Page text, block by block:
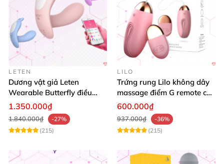
LETEN
Dương vật giả Leten
Wearable Butterfly điều
khiển app bluetooth 16 chế
1.350.000₫
1.840.000₫
-27%
(215)
LILO
Trứng rung Lilo không dây
massage điểm G remote cao
cấp USB
600.000₫
937.000₫
-36%
(215)